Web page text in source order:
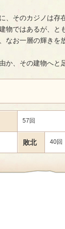
、そのカジノは存
物ではあるが、と
お一層の輝きを
、その建物へと
57回
敗北 40回